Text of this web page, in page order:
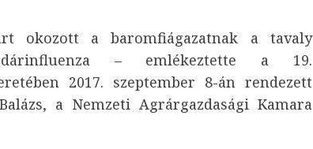
okozott a baromfiágazatnak a tavaly
– emlékeztette a 19.
2017. szeptember 8-án rendezett
a Nemzeti Agrárgazdasági Kamara